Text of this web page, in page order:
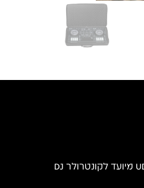
UDG Creator Controller Hardcase Extra Large Black MK2 מיועד לקונטרולר DJ